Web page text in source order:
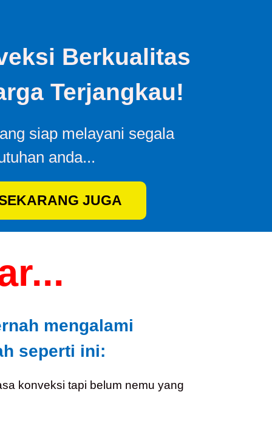
Berkualitas
Terjangkau!
siap melayani segala
anda...
JUGA
mengalami
seperti ini:
konveksi tapi belum nemu yang